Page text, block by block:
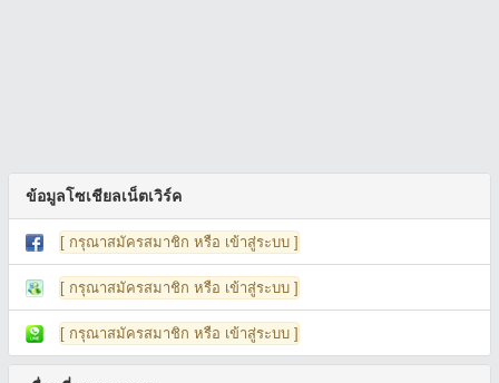
ข้อมูลโซเชียลเน็ตเวิร์ค
[ กรุณาสมัครสมาชิก หรือ เข้าสู่ระบบ ]
[ กรุณาสมัครสมาชิก หรือ เข้าสู่ระบบ ]
[ กรุณาสมัครสมาชิก หรือ เข้าสู่ระบบ ]